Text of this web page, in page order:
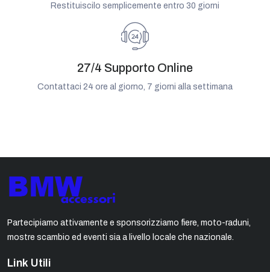
Restituiscilo semplicemente entro 30 giorni
27/4 Supporto Online
Contattaci 24 ore al giorno, 7 giorni alla settimana
Partecipiamo attivamente e sponsorizziamo fiere, moto-raduni,
mostre scambio ed eventi sia a livello locale che nazionale.
Link Utili